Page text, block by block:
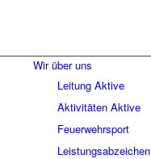
Wir über uns
Leitung Aktive
Aktivitäten Aktive
Feuerwehrsport
Leistungsabzeichen